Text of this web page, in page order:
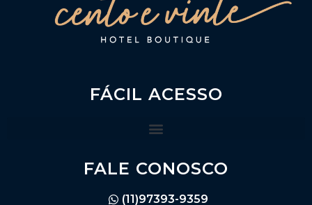
FÁCIL ACESSO
FALE CONOSCO
(11)97393-9359